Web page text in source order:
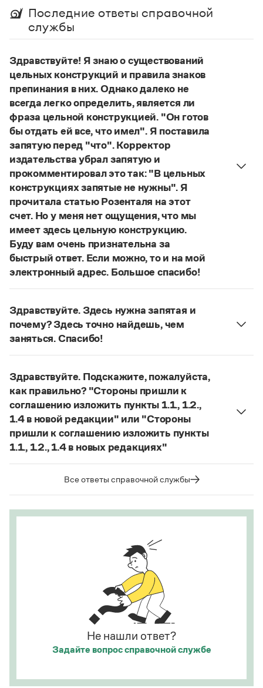
Словари русского языка как государственного
Справочники
Правила русской орфографии и пунктуации
Русский язык. Краткий теоретический курс
для школьников
Письмовник
Справочник по пунктуации
Словарь-справочник трудностей
Справочник по фразеологии
Азбучные истины
Словарь-справочник непростые слова
Все справочники портала
Журнал
Новости и события
Статьи
Лекции и подкасты
Рекомендуем
Правила русского языка: от азов до тонкостей
Интерактивные упражнения: от простого к сложному
Скороговорки
Научпоп
Все книги
Словарь русских имён
Словарь методических терминов
(1956)
Последние ответы справочной
службы
Здравствуйте! Я знаю о существований
цельных конструкций и правила знаков
препинания в них. Однако далеко не
всегда легко определить, является ли
фраза цельной конструкцией. "Он готов
бы отдать ей все, что имел". Я поставила
запятую перед "что". Корректор
издательства убрал запятую и
прокомментировал это так: "В цельных
конструкциях запятые не нужны". Я
прочитала статью Розенталя на этот
счет. Но у меня нет ощущения, что мы
имеет здесь цельную конструкцию.
Буду вам очень признательна за
быстрый ответ. Если можно, то и на мой
электронный адрес. Большое спасибо!
Действительно, в данном случае не приходится
(термин из справочника по пунктуации
Д. Э. Розенталя). ПредложениеОн готов был
отдать ей всё, что имел
местоименно-соотносительное предложение с
соотносительным словом всё
Страница ответа
Здравствуйте. Здесь нужна запятая и
почему? Здесь точно найдешь, чем
заняться. Спасибо!
Запятая нужна, она отделяет части
часть представляет собой инфинитивное
предложение).
Здравствуйте. Подскажите, пожалуйста,
как правильно? "Стороны пришли к
соглашению изложить пункты 1.1., 1.2.,
1.4 в новой редакции" или "Стороны
пришли к соглашению изложить пункты
1.1., 1.2., 1.4 в новых редакциях"
Если у каждого пункта предполагается только
одна новая редакция, а не несколько, корректно
1.4 в новой редакции.
Все ответы справочной службы
Не нашли ответ?
Задайте вопроссправочной службе